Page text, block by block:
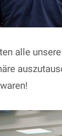
alle